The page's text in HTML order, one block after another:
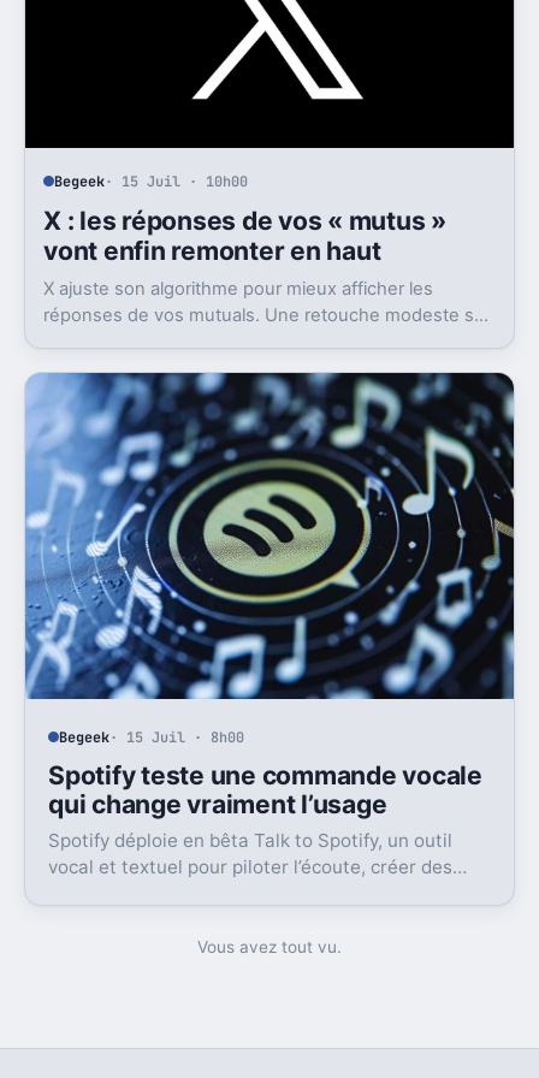
Begeek· 15 Juil · 10h00
X : les réponses de vos « mutus »
vont enfin remonter en haut
X ajuste son algorithme pour mieux afficher les
réponses de vos mutuals. Une retouche modeste sur
Begeek· 15 Juil · 8h00
Spotify teste une commande vocale
qui change vraiment l’usage
Spotify déploie en bêta Talk to Spotify, un outil
vocal et textuel pour piloter l’écoute, créer des